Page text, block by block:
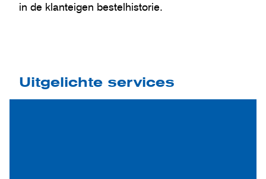
in de klanteigen bestelhistorie.
Uitgelichte services